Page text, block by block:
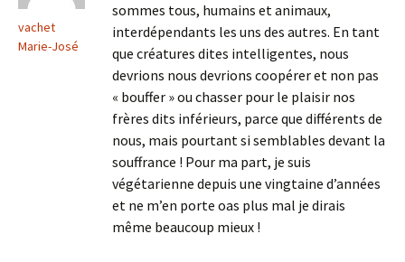
vachet
Marie-José
sommes tous, humains et animaux,
interdépendants les uns des autres. En tant
que créatures dites intelligentes, nous
devrions nous devrions coopérer et non pas
« bouffer » ou chasser pour le plaisir nos
frères dits inférieurs, parce que différents de
nous, mais pourtant si semblables devant la
souffrance ! Pour ma part, je suis
végétarienne depuis une vingtaine d’années
et ne m’en porte oas plus mal je dirais
même beaucoup mieux !